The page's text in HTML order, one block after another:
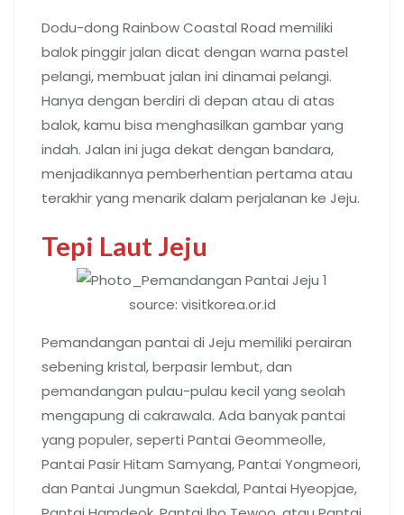
Dodu-dong Rainbow Coastal Road memiliki
balok pinggir jalan dicat dengan warna pastel
pelangi, membuat jalan ini dinamai pelangi.
Hanya dengan berdiri di depan atau di atas
balok, kamu bisa menghasilkan gambar yang
indah. Jalan ini juga dekat dengan bandara,
menjadikannya pemberhentian pertama atau
terakhir yang menarik dalam perjalanan ke Jeju.
Tepi Laut Jeju
source: visitkorea.or.id
Pemandangan pantai di Jeju memiliki perairan
sebening kristal, berpasir lembut, dan
pemandangan pulau-pulau kecil yang seolah
mengapung di cakrawala. Ada banyak pantai
yang populer, seperti Pantai Geommeolle,
Pantai Pasir Hitam Samyang, Pantai Yongmeori,
dan Pantai Jungmun Saekdal, Pantai Hyeopjae,